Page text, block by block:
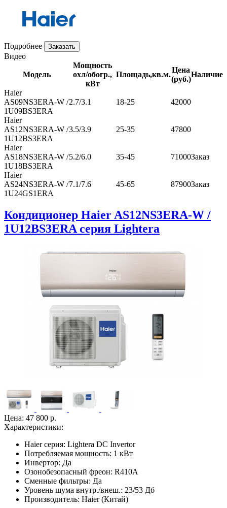
Подробнее Заказать
Видео
Модель
Мощность
охл/обогр.,
кВт
Площадь,кв.м.
Цена
(руб.)
Наличие
Haier
AS09NS3ERA-W /
1U09BS3ERA
2.7/3.1 18-25 42000
Haier
AS12NS3ERA-W /
1U12BS3ERA
3.5/3.9 25-35 47800
Haier
AS18NS3ERA-W /
1U18BS3ERA
5.2/6.0 35-45 71000Заказ
Haier
AS24NS3ERA-W /
1U24GS1ERA
7.1/7.6 45-65 87900Заказ
Кондиционер Haier AS12NS3ERA-W /
1U12BS3ERA серия Lightera
Цена: 47 800 р.
Характеристики:
Haier серия: Lightera DC Invertor
Потребляемая мощность: 1 кВт
Инвертор: Да
Озонобезопасный фреон: R410A
Сменные фильтры: Да
Уровень шума внутр./внеш.: 23/53 Дб
Производитель: Haier (Китай)